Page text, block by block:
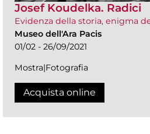
Josef Koudelka. Radici
Evidenza della storia, enigma
Museo dell'Ara Pacis
01/02 - 26/09/2021
Mostra|Fotografia
Acquista online